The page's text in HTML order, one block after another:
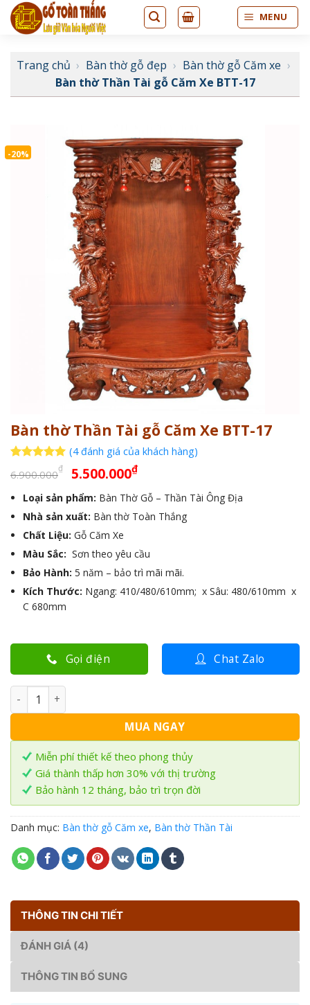
Bỏ
qua
dung
MENU
Trang chủ › Bàn thờ gỗ đẹp › Bàn thờ gỗ Căm xe ›
Bàn thờ Thần Tài gỗ Căm Xe BTT-17
-20%
Bàn thờ Thần Tài gỗ Căm Xe BTT-17
dựa trên
(4đánh giá của khách hàng)
6.900.000₫ Giá
gốc
là:
6.900.000₫.
5.500.000₫Giá
hiện
tại
là:
Loại sản phẩm: Bàn Thờ Gỗ – Thần Tài Ông Địa
Nhà sản xuất: Bàn thờ Toàn Thắng
Chất Liệu:Gỗ Căm Xe
Màu Sắc: Sơn theo yêu cầu
Bảo Hành: 5 năm – bảo trì mãi mãi.
Kích Thước: Ngang: 410/480/610mm; x Sâu: 480/610mm x
C 680mm
Gọi điện Chat Zalo
Bàn thờ Thần Tài gỗ Căm Xe BTT-17 số lượng
MUA NGAY
Miễn phí thiết kế theo phong thủy
Giá thành thấp hơn 30% với thị trường
Bảo hành 12 tháng, bảo trì trọn đời
Danh mục: Bàn thờ gỗ Căm xe, Bàn thờ Thần Tài
THÔNG TIN CHI TIẾT
ĐÁNH GIÁ (4)
THÔNG TIN BỔ SUNG